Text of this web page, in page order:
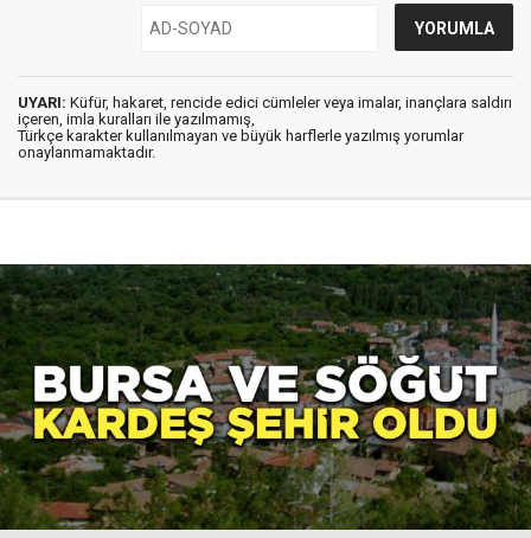
UYARI: Küfür, hakaret, rencide edici cümleler veya imalar, inançlara saldırı
içeren, imla kuralları ile yazılmamış,
Türkçe karakter kullanılmayan ve büyük harflerle yazılmış yorumlar
onaylanmamaktadır.